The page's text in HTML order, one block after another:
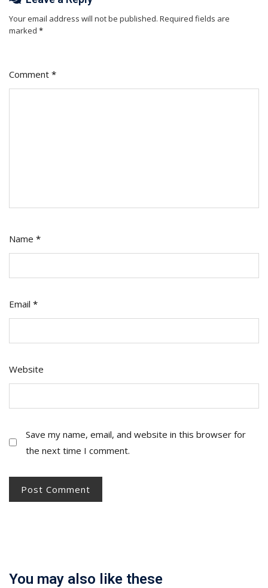
Your email address will not be published. Required fields are
marked *
Comment *
Name *
Email *
Website
Save my name, email, and website in this browser for
the next time I comment.
You may also like these